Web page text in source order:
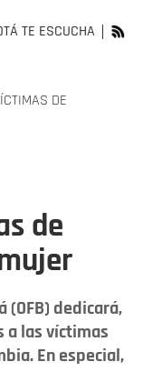
TE ESCUCHA
DE
de
(OFB) dedicará,
a las víctimas
En especial,